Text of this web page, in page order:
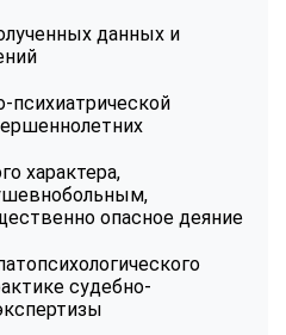
данных и
характера,
опасное деяние
судебно-